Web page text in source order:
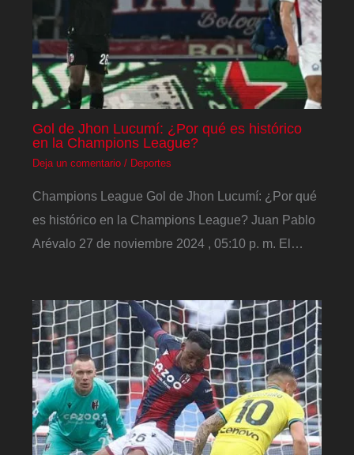
Gol de Jhon Lucumí: ¿Por qué es histórico
en la Champions League?
Deja un comentario / Deportes
Champions League Gol de Jhon Lucumí: ¿Por qué
es histórico en la Champions League? Juan Pablo
Arévalo 27 de noviembre 2024 , 05:10 p. m. El…